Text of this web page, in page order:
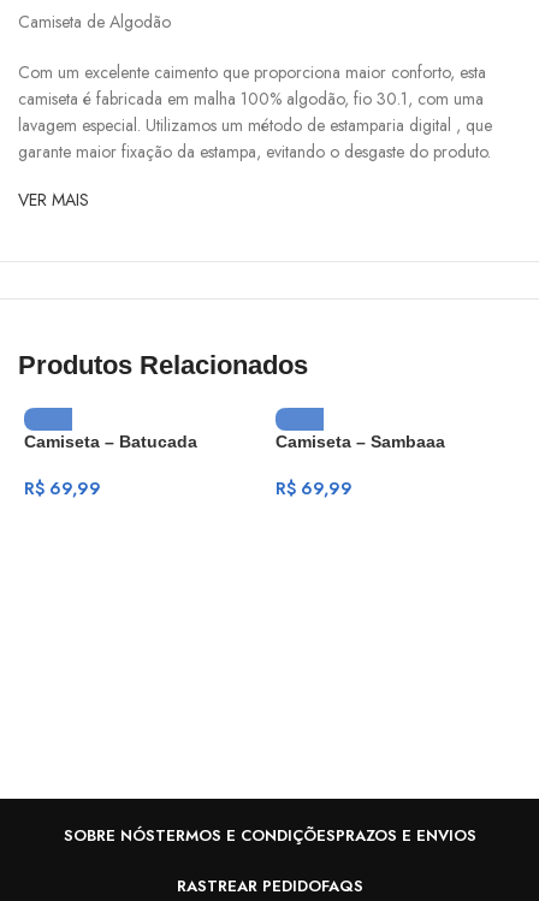
Camiseta de Algodão
Com um excelente caimento que proporciona maior conforto, esta
camiseta é fabricada em malha 100% algodão, fio 30.1, com uma
lavagem especial. Utilizamos um método de estamparia digital , que
garante maior fixação da estampa, evitando o desgaste do produto.
VER MAIS
Produtos Relacionados
Camiseta – Batucada
R$ 69,99
Camiseta – Sambaaa
R$69,99
SOBRE NÓSTERMOS E CONDIÇÕESPRAZOS E ENVIOS
RASTREAR PEDIDOFAQS